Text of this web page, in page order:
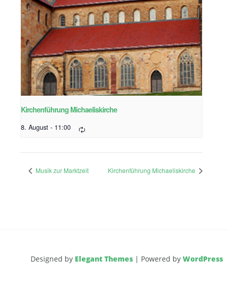
Kirchenführung Michaeliskirche
8. August - 11:00
Musik zur Marktzeit Kirchenführung Michaeliskirche
Designed by Elegant Themes | Powered by WordPress